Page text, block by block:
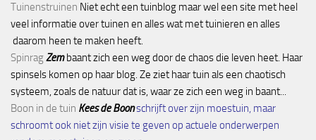
Tuinenstruinen Niet echt een tuinblog maar wel een site met heel
veel informatie over tuinen en alles wat met tuinieren en alles
daarom heen te maken heeft.
SpinragZem baant zich een weg door de chaos die leven heet. Haar
spinsels komen op haar blog. Ze ziet haar tuin als een chaotisch
systeem, zoals de natuur dat is, waar ze zich een weg in baant...
Boon in de tuin Kees de Boonschrijft over zijn moestuin, maar
schroomt ook niet zijn visie te geven op actuele onderwerpen